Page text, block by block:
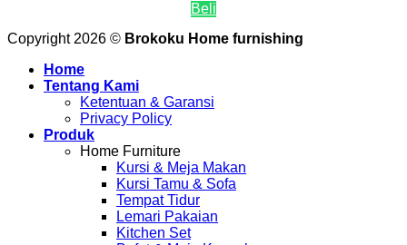
Beli
Copyright 2026 © Brokoku Home furnishing
Home
Tentang Kami
Ketentuan & Garansi
Privacy Policy
Produk
Home Furniture
Kursi & Meja Makan
Kursi Tamu & Sofa
Tempat Tidur
Lemari Pakaian
Kitchen Set